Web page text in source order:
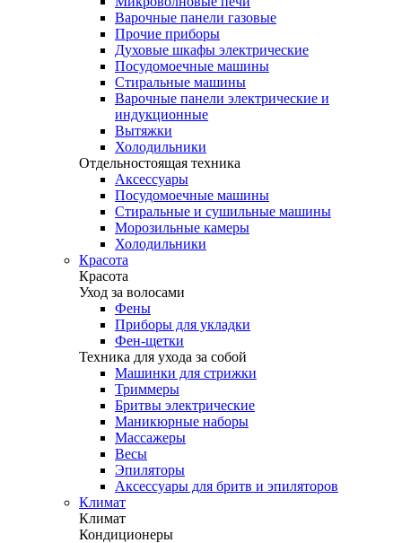
Варочные панели газовые
Прочие приборы
Духовые шкафы электрические
Посудомоечные машины
Стиральные машины
Варочные панели электрические и
индукционные
Вытяжки
Холодильники
Отдельностоящая техника
Аксессуары
Посудомоечные машины
Стиральные и сушильные машины
Морозильные камеры
Холодильники
Красота
Красота
Уход за волосами
Фены
Приборы для укладки
Фен-щетки
Техника для ухода за собой
Машинки для стрижки
Триммеры
Бритвы электрические
Маникюрные наборы
Массажеры
Весы
Эпиляторы
Аксессуары для бритв и эпиляторов
Климат
Климат
Кондиционеры